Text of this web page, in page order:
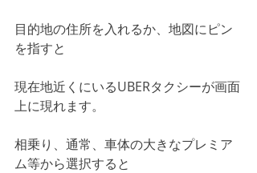
目的地の住所を入れるか、地図にピン
を指すと
現在地近くにいるUBERタクシーが画面
上に現れます。
相乗り、通常、車体の大きなプレミア
ム等から選択すると